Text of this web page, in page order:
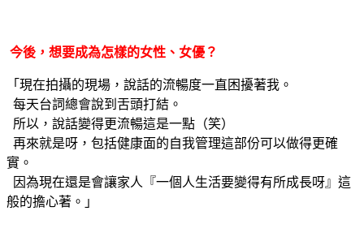
今後，想要成為怎樣的女性、女優？
「現在拍攝的現場，說話的流暢度一直困擾著我。
每天台詞總會說到舌頭打結。
所以，說話變得更流暢這是一點（笑）
再來就是呀，包括健康面的自我管理這部份可以做得更確
實。
因為現在還是會讓家人『一個人生活要變得有所成長呀』這
般的擔心著。」